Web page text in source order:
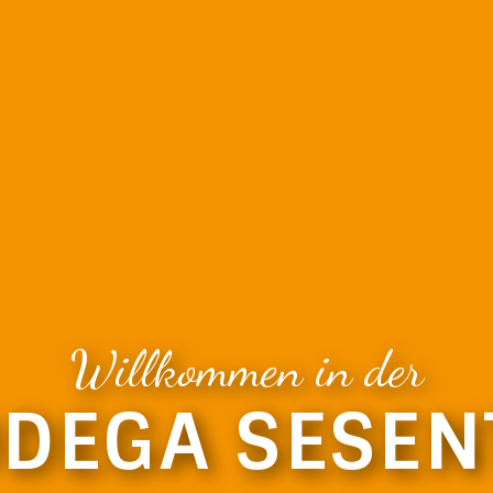
Willkommen in der